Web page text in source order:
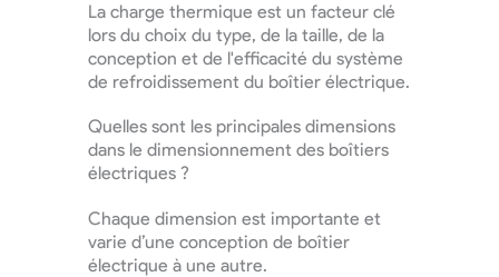
La charge thermique est un facteur clé
lors du choix du type, de la taille, de la
conception et de l'efficacité du système
de refroidissement du boîtier électrique.
Quelles sont les principales dimensions
dans le dimensionnement des boîtiers
électriques ?
Chaque dimension est importante et
varie d’une conception de boîtier
électrique à une autre.